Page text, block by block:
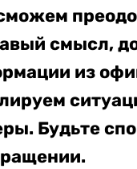
смысл,
из
Будьте